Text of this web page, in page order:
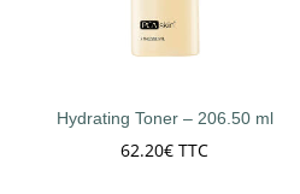
Hydrating Toner – 206.50 ml
62.20€ TTC